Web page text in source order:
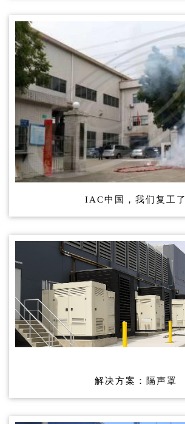
IAC中国，我们复工了
解决方案：隔声罩